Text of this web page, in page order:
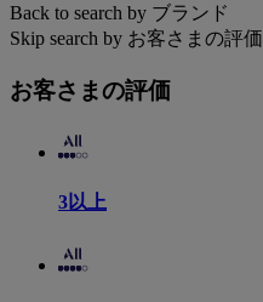
Back to search by ブランド
Skip search by お客さまの評価
お客さまの評価
3以上